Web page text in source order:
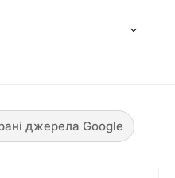
джерела Google